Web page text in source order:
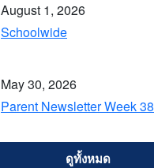
August 1, 2026
Schoolwide
May 30, 2026
Parent Newsletter Week 38
VIEW ALL